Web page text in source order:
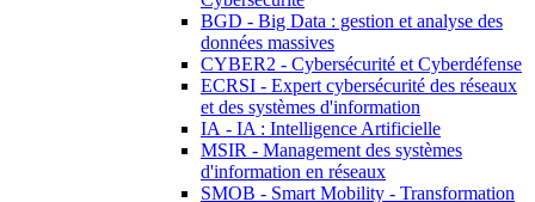
BGD - Big Data : gestion et analyse des
données massives
CYBER2 - Cybersécurité et Cyberdéfense
ECRSI - Expert cybersécurité des réseaux
et des systèmes d'information
IA - IA : Intelligence Artificielle
MSIR - Management des systèmes
d'information en réseaux
SMOB - Smart Mobility - Transformation